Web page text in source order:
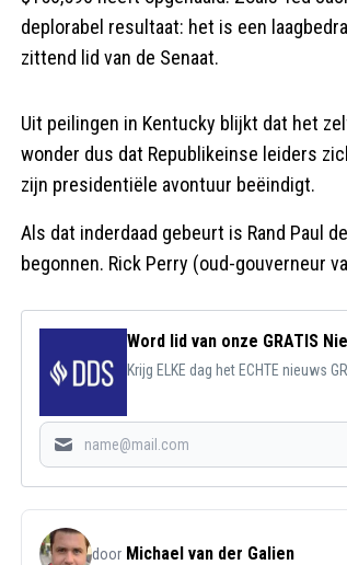
deplorabel resultaat: het is een
zittend lid van de Senaat.
Uit peilingen in Kentucky blijkt dat het
wonder dus dat Republikeinse leiders
zijn presidentiële avontuur beëindigt.
Als dat inderdaad gebeurt is Rand Paul
begonnen. Rick Perry (oud-gouverneur
Word lid van onze GRATIS
Krijg ELKE dag het ECHTE nieuws
door Michael van der Galien